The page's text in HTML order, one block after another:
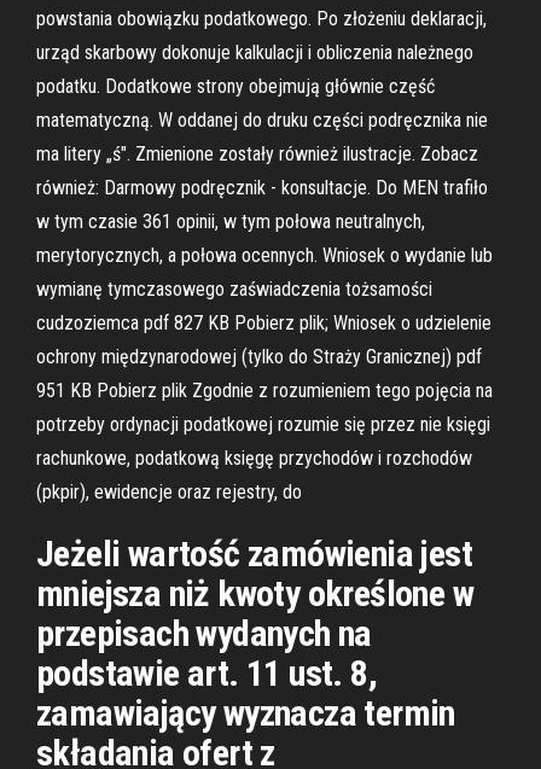
powstania obowiązku podatkowego. Po złożeniu deklaracji,
urząd skarbowy dokonuje kalkulacji i obliczenia należnego
podatku. Dodatkowe strony obejmują głównie część
matematyczną. W oddanej do druku części podręcznika nie
ma litery „ś". Zmienione zostały również ilustracje. Zobacz
również: Darmowy podręcznik - konsultacje. Do MEN trafiło
w tym czasie 361 opinii, w tym połowa neutralnych,
merytorycznych, a połowa ocennych. Wniosek o wydanie lub
wymianę tymczasowego zaświadczenia tożsamości
cudzoziemca pdf 827 KB Pobierz plik; Wniosek o udzielenie
ochrony międzynarodowej (tylko do Straży Granicznej) pdf
951 KB Pobierz plik Zgodnie z rozumieniem tego pojęcia na
potrzeby ordynacji podatkowej rozumie się przez nie księgi
rachunkowe, podatkową księgę przychodów i rozchodów
(pkpir), ewidencje oraz rejestry, do
Jeżeli wartość zamówienia jest
mniejsza niż kwoty określone w
przepisach wydanych na
podstawie art. 11 ust. 8,
zamawiający wyznacza termin
składania ofert z